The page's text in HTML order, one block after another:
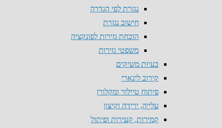
נגזרת לפי הגדרה
חישוב נגזרת
הוכחת גזירות לפונקציה
משפטי גזירות
בעיות משיקים
קירוב לינארי
פיתוח טיילור ומקלורן
עלייה, ירידה וקיצון
קמירות, קעירות ופיתול